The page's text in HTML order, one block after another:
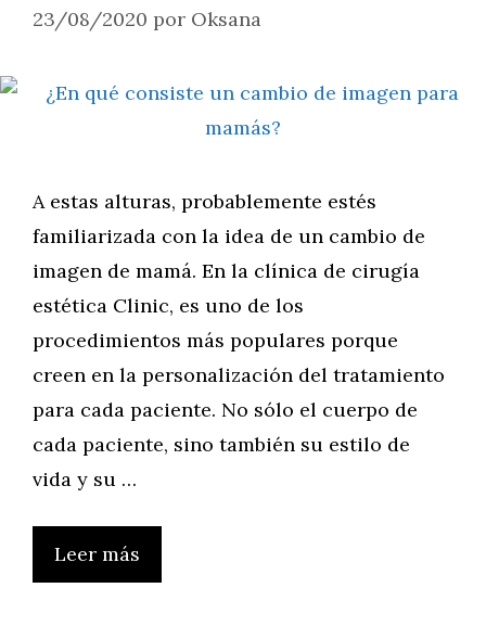
23/08/2020 por Oksana
A estas alturas, probablemente estés
familiarizada con la idea de un cambio de
imagen de mamá. En la clínica de cirugía
estética Clinic, es uno de los
procedimientos más populares porque
creen en la personalización del tratamiento
para cada paciente. No sólo el cuerpo de
cada paciente, sino también su estilo de
vida y su …
Leer más